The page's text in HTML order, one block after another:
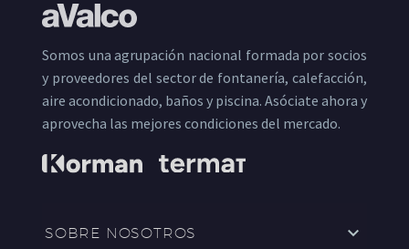
Somos una agrupación nacional formada por socios
y proveedores del sector de fontanería, calefacción,
aire acondicionado, baños y piscina. Asóciate ahora y
aprovecha las mejores condiciones del mercado.
SOBRE NOSOTROS